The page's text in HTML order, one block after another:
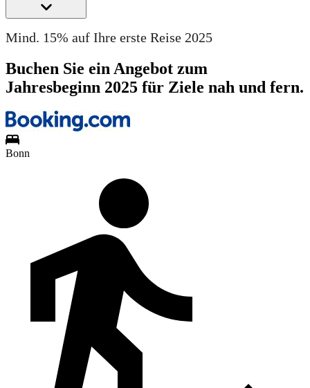
Mind. 15% auf Ihre erste Reise 2025
Buchen Sie ein Angebot zum
Jahresbeginn 2025 für Ziele nah und fern.
Bonn